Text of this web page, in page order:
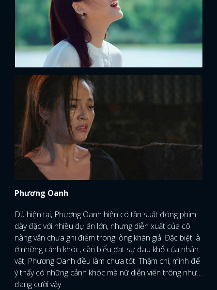
Phương Oanh
Dù hiện tại, Phương Oanh hiện có tần suất đóng phim
dày đặc với nhiều dự án lớn, nhưng diễn xuất của cô
nàng vẫn chưa ghi điểm trong lòng khán giả. Đặc biệt là
ở những cảnh khóc, cần biểu đạt sự đau khổ của nhân
vật, Phương Oanh đều làm chưa tốt. Thậm chí, mình để
ý thấy có những cảnh khóc mà nữ diễn viên trông như…
đang cười vậy.